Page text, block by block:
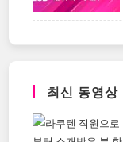
최신 동영상